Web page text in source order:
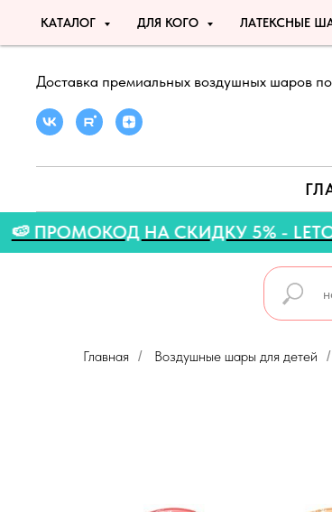
КАТАЛОГ ДЛЯ КОГО ЛАТЕКСНЫЕ
Доставка премиальных воздушных шаров
🍉 🍉 ПРОМОКОД НА СКИДКУ 5%
Главная / Воздушные шары для детей /